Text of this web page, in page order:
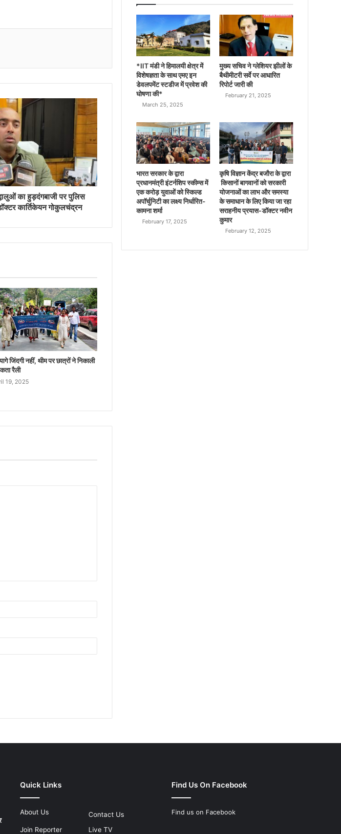
का हुड़दंगबाजी पर पुलिस
कार्तिकेयन गोकुलचंद्रन
जिंदगी नहीं, थीम पर छात्रों ने निकाली
रैली
19, 2025
*IIT मंडी ने हिमालयी क्षेत्र में
विशेषज्ञता के साथ एमए इन
डेवलपमेंट स्टडीज में प्रवेश की
घोषणा की*
March 25, 2025
मुख्य सचिव ने ग्लेशियर झीलों के
बैथीमीटरी सर्वे पर आधारित
रिपोर्ट जारी की
February 21, 2025
भारत सरकार के द्वारा
प्रधानमंत्री इंटर्नशिप स्कीम्स में
एक करोड़ युवाओं को स्किल्ड
अपॉर्चुनिटी का लक्ष्य निर्धारित-
कामना शर्मा
February 17, 2025
कृषि विज्ञान केंद्र बजौरा के द्वारा
किसानों बागवानों को सरकारी
योजनाओं का लाभ और समस्या
के समाधान के लिए किया जा रहा
सराहनीय प्रयास-डॉक्टर नवीन
कुमार
February 12, 2025
Quick Links
About Us
Contact Us
Join Reporter
Live TV
Find Us On Facebook
Find us on Facebook